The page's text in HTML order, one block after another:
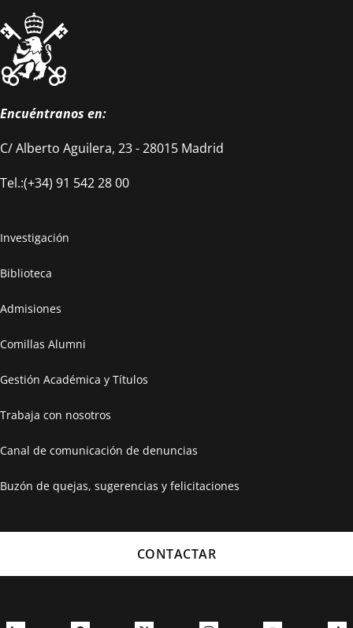
Encuéntranos en:
C/ Alberto Aguilera, 23 - 28015 Madrid
Tel.:(+34) 91 542 28 00
Investigación
Biblioteca
Admisiones
Comillas Alumni
Gestión Académica y Títulos
Trabaja con nosotros
Canal de comunicación de denuncias
Buzón de quejas, sugerencias y felicitaciones
CONTACTAR